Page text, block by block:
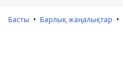
Басты Барлық жаңалықтар